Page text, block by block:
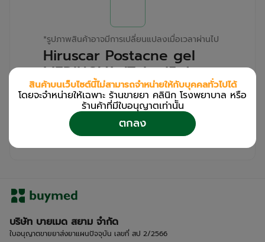
*รูปภาพสินค้าอาจมีการเปลี่ยนแปลงเมื่อเวลาผ่านไป
Hiruscar Postacne gel
MEDINOVA (Tube/5g)
สำหรับลูกค้าเฉพาะร้านขายยา คลินิก และโรง
เข้าสู่ระบบ
ลงทะเบียน
เพื่อดูรายละเอียดเพิ่มเติม
บริษัท บายเมด สยาม จำกัด
ใบอนุญาตขายยาส่งยาแผนปัจจุบัน เลขที่ สป 2/2566
สินค้าบนเว็บไซต์นี้ไม่สามารถจำหน่ายให้กับบุคคลทั่วไปได้
โดยจะจำหน่ายให้เฉพาะ ร้านขายยา คลินิก โรงพยาบาล หรือ
ร้านค้าที่มีใบอนุญาตเท่านััน
ตกลง